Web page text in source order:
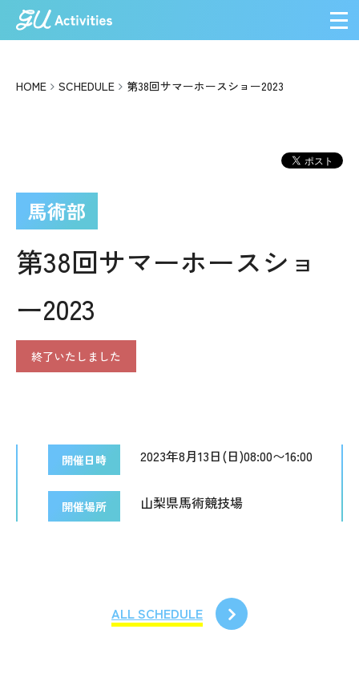
メ
HOME SCHEDULE 第38回サマーホースショー2023
馬術部
第38回サマーホースショ
ー2023
終了いたしました
開催日時 2023年8月13日(日)08:00〜16:00
開催場所 山梨県馬術競技場
ALL SCHEDULE